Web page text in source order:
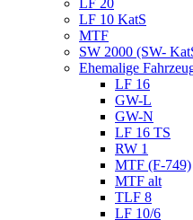
LF 20
LF 10 KatS
MTF
SW 2000 (SW-
Ehemalige
LF 16
GW-L
GW-N
LF 16 TS
RW 1
MTF (F-749)
MTF alt
TLF 8
LF 10/6